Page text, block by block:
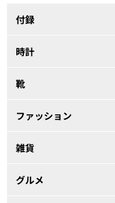
付録
時計
靴
ファッション
雑貨
グルメ